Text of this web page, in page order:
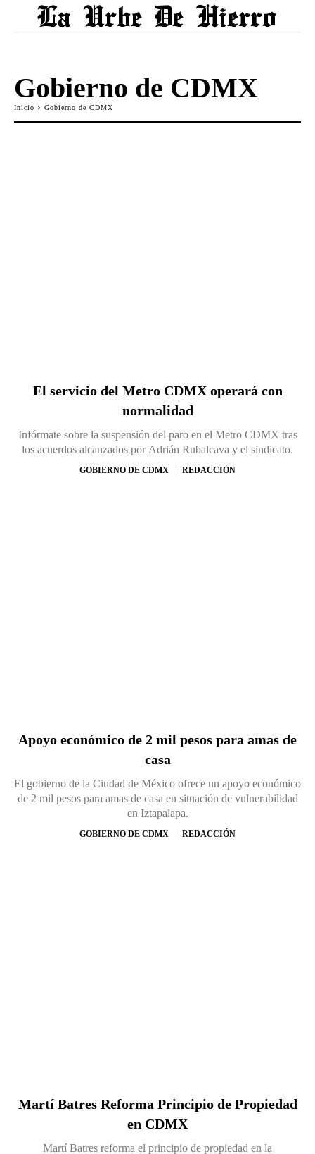
Gobierno de CDMX
Inicio Gobierno de CDMX
El servicio del Metro CDMX operará con
normalidad
Infórmate sobre la suspensión del paro en el Metro CDMX tras
los acuerdos alcanzados por Adrián Rubalcava y el sindicato.
GOBIERNO DE CDMX REDACCIÓN
Apoyo económico de 2 mil pesos para amas de
casa
El gobierno de la Ciudad de México ofrece un apoyo económico
de 2 mil pesos para amas de casa en situación de vulnerabilidad
en Iztapalapa.
GOBIERNO DE CDMX REDACCIÓN
Martí Batres Reforma Principio de Propiedad
en CDMX
Martí Batres reforma el principio de propiedad en la